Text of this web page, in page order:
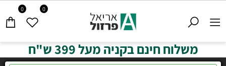
0 0
משלוח חינם בקניה מעל 399 ש"ח